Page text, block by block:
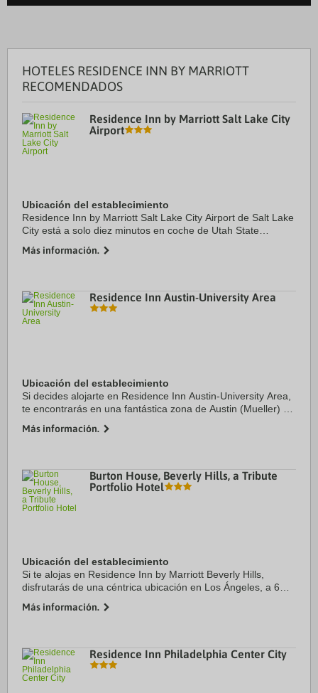
HOTELES RESIDENCE INN BY MARRIOTT
RECOMENDADOS
Residence Inn by Marriott Salt Lake City
Airport
Ubicación del establecimiento
Residence Inn by Marriott Salt Lake City Airport de Salt Lake
City está a solo diez minutos en coche de Utah State
encuentra a 11,5 km de Estadio Vivint ...
Más información.
Residence Inn Austin-University Area
Ubicación del establecimiento
Si decides alojarte en Residence Inn Austin-University Area,
te encontrarás en una fantástica zona de Austin (Mueller) y
de Universidad de Texas en ...
Más información.
Burton House, Beverly Hills, a Tribute
Portfolio Hotel
Ubicación del establecimiento
Si te alojas en Residence Inn by Marriott Beverly Hills,
disfrutarás de una céntrica ubicación en Los Ángeles, a 6
10 min de Paseo de la Fama de ...
Más información.
Residence Inn Philadelphia Center City